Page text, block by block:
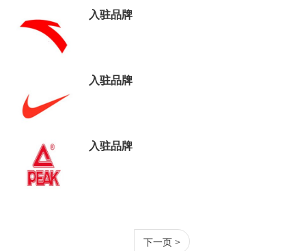
入驻品牌
入驻品牌
入驻品牌
下一页 >